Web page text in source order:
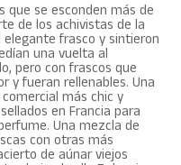
que se esconden más de
de los achivistas de la
frasco y sintieron
una vuelta al
pero con frascos que
y fueran rellenables. Una
más chic y
en Francia para
Una mezcla de
con otras más
de aúnar viejos